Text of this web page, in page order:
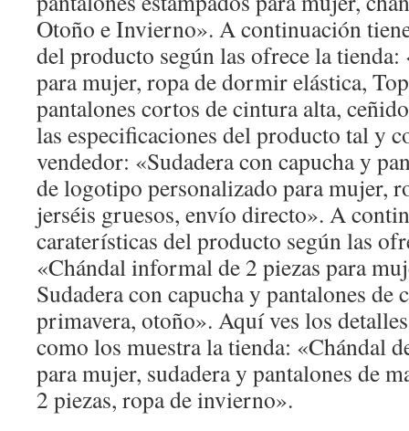
Otoño e Invierno». A continuación
del producto según las ofrece la tienda:
para mujer, ropa de dormir elástica,
pantalones cortos de cintura alta,
las especificaciones del producto tal y
vendedor: «Sudadera con capucha y
de logotipo personalizado para mujer,
jerséis gruesos, envío directo». A
caraterísticas del producto según las
«Chándal informal de 2 piezas para
Sudadera con capucha y pantalones de
primavera, otoño». Aquí ves los
como los muestra la tienda: «Chándal
para mujer, sudadera y pantalones de
2 piezas, ropa de invierno».